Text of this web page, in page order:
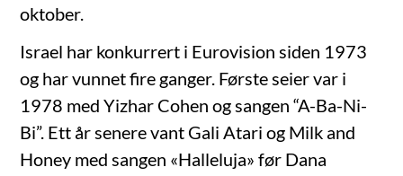
oktober.
Israel har konkurrert i Eurovision siden 1973
og har vunnet fire ganger. Første seier var i
1978 med Yizhar Cohen og sangen “A-Ba-Ni-
Bi”. Ett år senere vant Gali Atari og Milk and
Honey med sangen «Halleluja» før Dana